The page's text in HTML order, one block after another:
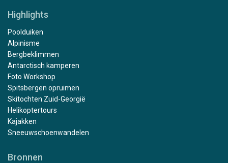
Highlights
Poolduiken
Alpinisme
Bergbeklimmen
Antarctisch kamperen
Foto Workshop
Spitsbergen opruimen
Skitochten Zuid-Georgië
Helikoptertours
Kajakken
Sneeuwschoenwandelen
Bronnen